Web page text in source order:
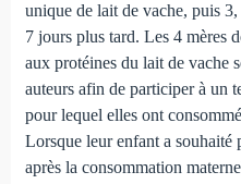
unique de lait de vache, puis
7 jours plus tard. Les 4 mères
aux protéines du lait de vache
auteurs afin de participer à un
pour lequel elles ont
Lorsque leur enfant a souhaité
après la consommation